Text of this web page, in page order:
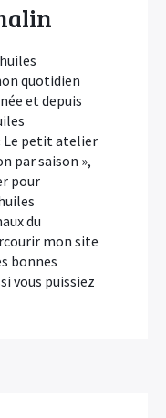
quotidien
et depuis
Le petit atelier
par saison »,
pour
du
mon site
bonnes
vous puissiez